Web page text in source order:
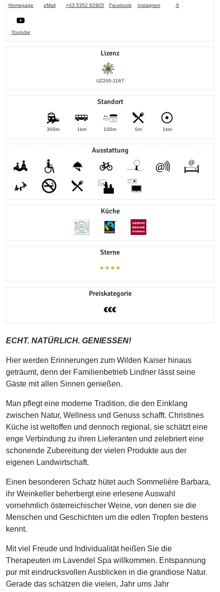
Homepage eMail +43 5352 62905 Facebook Instagram X
Youtube
Lizenz
UZ200-1167
Standort
300m 1km 100m 0m 1km
Ausstattung
Küche
Sterne
★★★★
Preiskategorie
ECHT. NATÜRLICH. GENIESSEN!
Hier werden Erinnerungen zum Wilden Kaiser hinaus
geträumt, denn der Familienbetrieb Lindner lässt seine
Gäste mit allen Sinnen genießen.
Man pflegt eine moderne Tradition, die den Einklang
zwischen Natur, Wellness und Genuss schafft. Christines
Küche ist weltoffen und dennoch regional, sie schätzt eine
enge Verbindung zu ihren Lieferanten und zelebriert eine
schonende Zubereitung der vielen Produkte aus der
eigenen Landwirtschaft.
Einen besonderen Schatz hütet auch Sommelière Barbara,
ihr Weinkeller beherbergt eine erlesene Auswahl
vornehmlich österreichischer Weine, von denen sie die
Menschen und Geschichten um die edlen Tropfen bestens
kennt.
Mit viel Freude und Individualität heißen Sie die
Therapeuten im Lavendel Spa willkommen. Entspannung
pur mit eindrucksvollen Ausblicken in die grandiose Natur.
Gerade das schätzen die vielen, Jahr ums Jahr